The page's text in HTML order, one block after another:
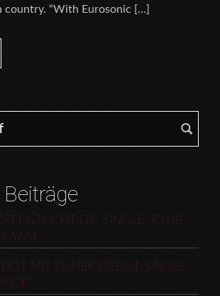
country. “With Eurosonic […]
DIE SINGLE „CLUB
MIT SEINER DEBUT-SINGLE